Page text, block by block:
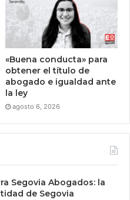
«Buena conducta» para
obtener el título de
abogado e igualdad ante
la ley
agosto 6, 2026
Segovia Abogados: la
de Segovia